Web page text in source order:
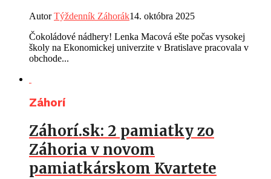
AutorTýždenník Záhorák14. októbra 2025
Čokoládové nádhery! Lenka Macová ešte počas vysokej
školy na Ekonomickej univerzite v Bratislave pracovala v
obchode...
Záhorí
Záhorí.sk: 2 pamiatky zo
Záhoria v novom
pamiatkárskom Kvartete